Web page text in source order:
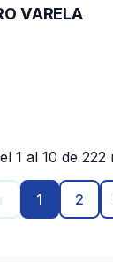
VARELA
1 al 10 de 222
1 2